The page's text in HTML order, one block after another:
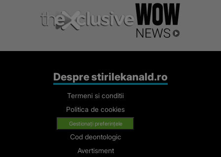
Despre stirilekanald.ro
Termeni si conditii
Politica de cookies
Gestionați preferințele
Cod deontologic
Avertisment